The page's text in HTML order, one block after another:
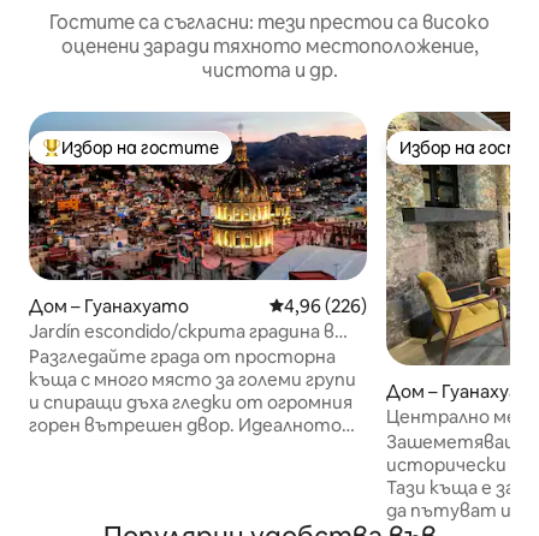
Гостите са съгласни: тези престои са високо
оценени заради тяхното местоположение,
чистота и др.
Най-популярен избор на гостите
Избор на гостите
Дом – Гуанахуато Средна оценка: 4,96 от 5,
4,96 (226)
Jardín escondido/скрита градина в
сърцето на Гранада
Разгледайте града от просторна
къща с много място за големи групи
и спиращи дъха гледки от огромния
горен вътрешен двор. Идеалното
Избор на
Избор на
Дом –
Централно
луксозния
Зашеметяващ,
исторически
Тази къща е за
да пътуват и да